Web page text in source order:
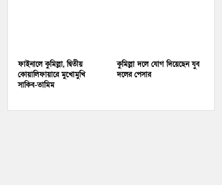
ফাইনালে কুমিল্লা, দ্বিতীয়
কোয়ালিফায়ারে মুখোমুখি
সাকিব-তামিম
কুমিল্লা দলে যোগ দিয়েছেন যুব
দলের পেসার